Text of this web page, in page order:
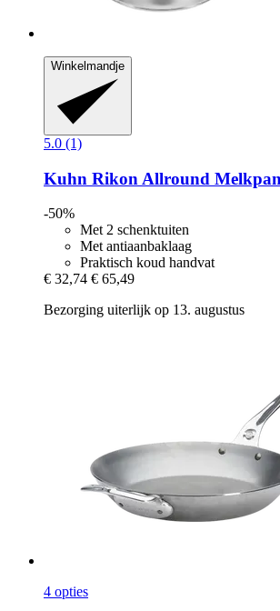
Winkelmandje
5.0 (1)
Kuhn Rikon Allround
-50%
Met 2 schenktuiten
Met antiaanbaklaag
Praktisch koud handvat
€ 32,74 € 65,49
Bezorging uiterlijk op 13. augustus
4 opties